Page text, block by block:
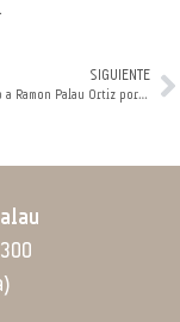
SIGUIENTE
Reconocimiento a Ramon Palau Ortiz por su labor empresarial en el Grupo Palau